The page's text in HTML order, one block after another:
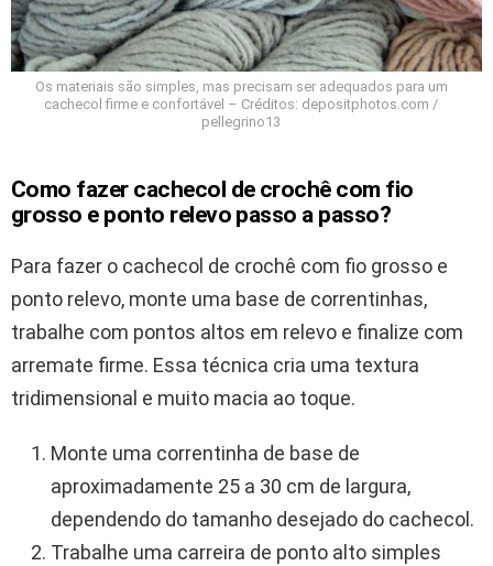
Os materiais são simples, mas precisam ser adequados para um
cachecol firme e confortável – Créditos: depositphotos.com /
pellegrino13
Como fazer cachecol de crochê com fio
grosso e ponto relevo passo a passo?
Para fazer o cachecol de crochê com fio grosso e
ponto relevo, monte uma base de correntinhas,
trabalhe com pontos altos em relevo e finalize com
arremate firme. Essa técnica cria uma textura
tridimensional e muito macia ao toque.
Monte uma correntinha de base de
aproximadamente 25 a 30 cm de largura,
dependendo do tamanho desejado do cachecol.
Trabalhe uma carreira de ponto alto simples